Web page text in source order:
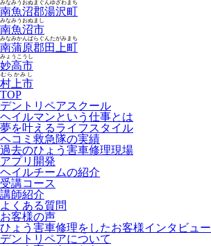
南魚沼郡湯沢町
みなみうおぬまぐんゆざわまち
南魚沼市
みなみうおぬまし
南蒲原郡田上町
みなみかんばらぐんたがみまち
妙高市
みょうこうし
村上市
むらかみし
TOP
デントリペアスクール
ヘイルマンという仕事とは
夢を叶えるライフスタイル
ヘコミ救急隊の実績
過去のひょう害車修理現場
アプリ開発
ヘイルチームの紹介
受講コース
講師紹介
よくある質問
お客様の声
ひょう害車修理をしたお客様インタビュー
デントリペアについて